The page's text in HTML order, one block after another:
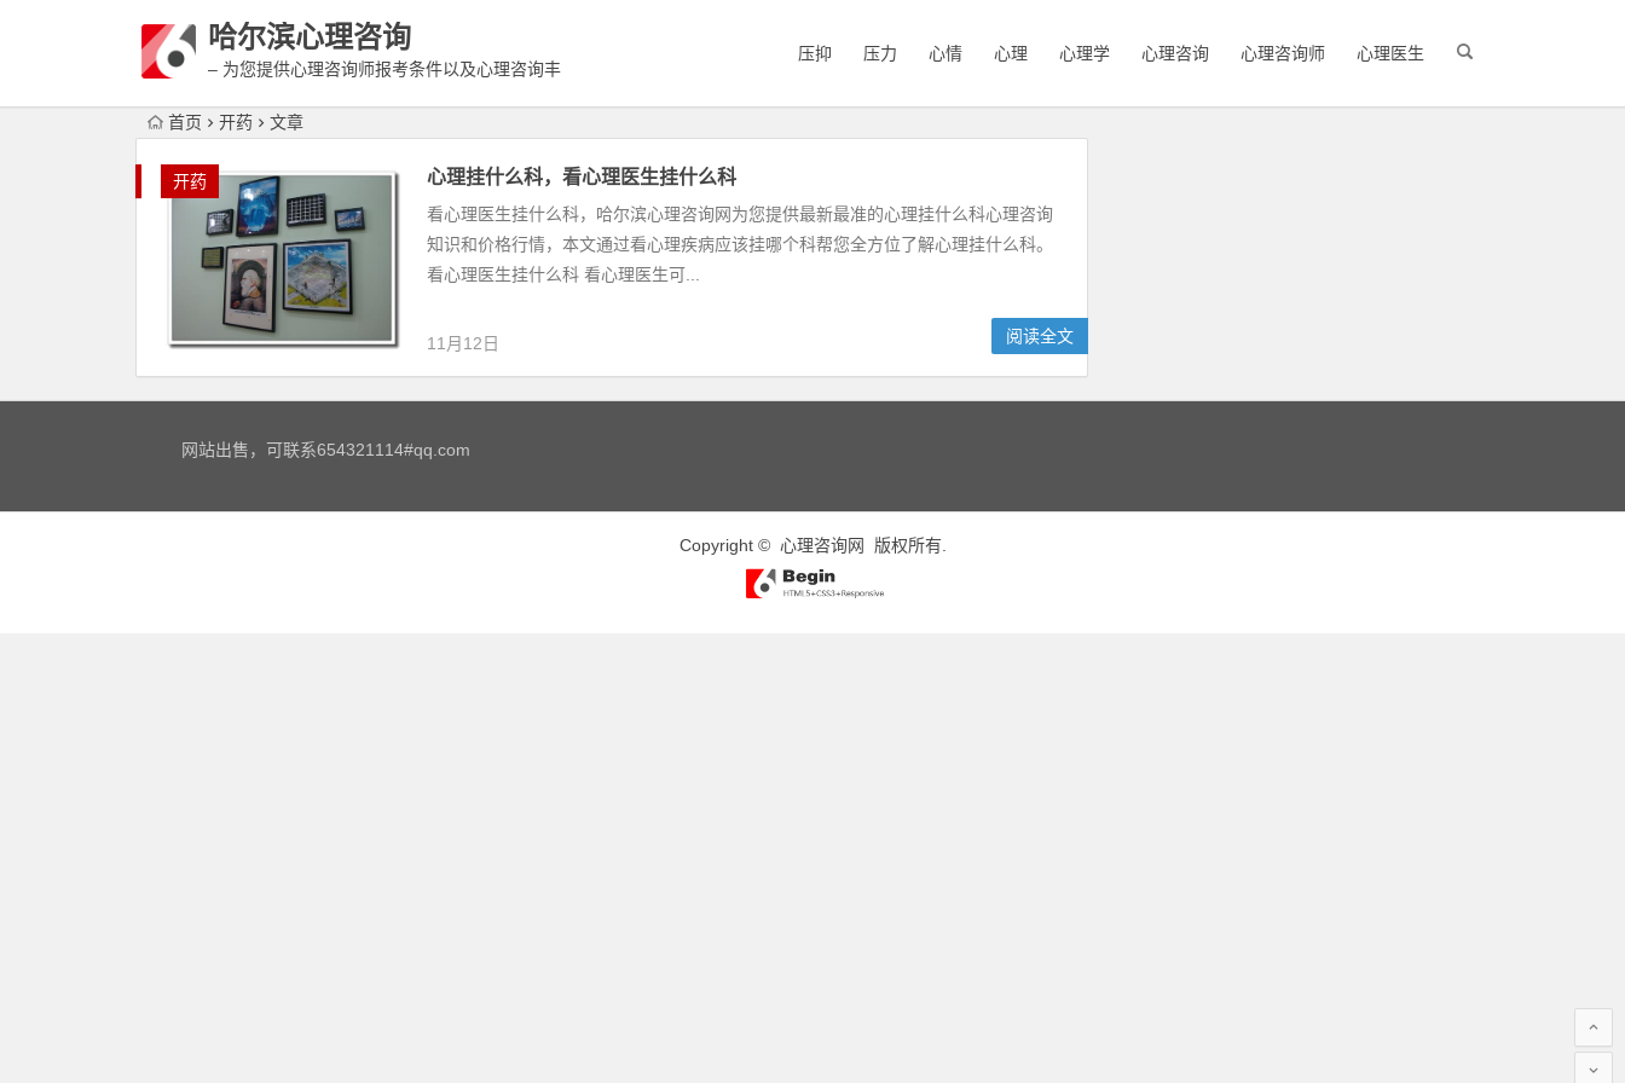
哈尔滨心理咨询
– 为您提供心理咨询师报考条件以及心理咨询丰
压抑 压力 心情 心理 心理学 心理咨询 心理咨询师 心理医生
首页 开药 文章
开药 心理挂什么科，看心理医生挂什么科
看心理医生挂什么科，哈尔滨心理咨询网为您提供最新最准的心理挂什么科心理咨询
知识和价格行情，本文通过看心理疾病应该挂哪个科帮您全方位了解心理挂什么科。
看心理医生挂什么科 看心理医生可...
11月12日 阅读全文
网站出售，可联系654321114#qq.com
Copyright © 心理咨询网 版权所有.